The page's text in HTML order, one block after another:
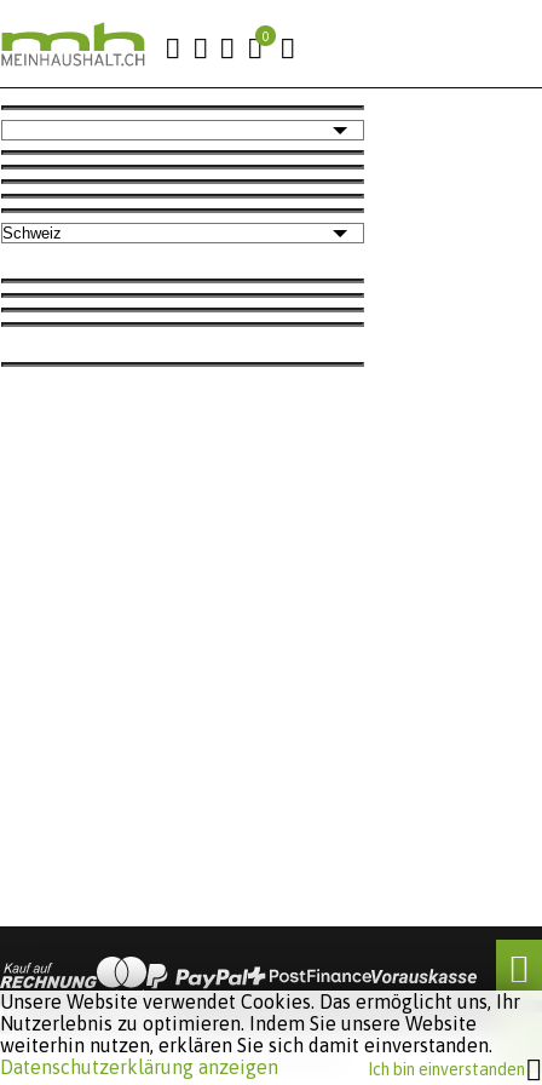
Software:
Unsere Website verwendet Cookies. Das ermöglicht uns, Ihr
Nutzerlebnis zu optimieren. Indem Sie unsere Website
weiterhin nutzen, erklären Sie sich damit einverstanden.
Datenschutzerklärung anzeigen
Ich bin einverstanden